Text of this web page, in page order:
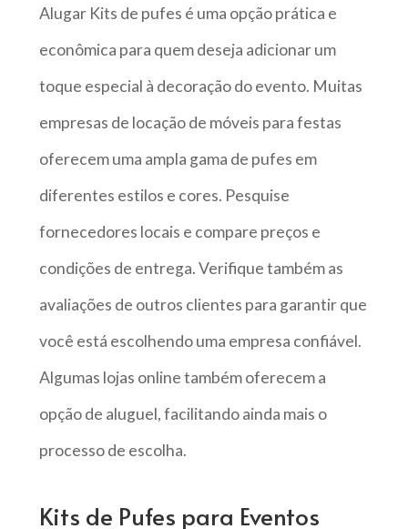
Alugar Kits de pufes é uma opção prática e
econômica para quem deseja adicionar um
toque especial à decoração do evento. Muitas
empresas de locação de móveis para festas
oferecem uma ampla gama de pufes em
diferentes estilos e cores. Pesquise
fornecedores locais e compare preços e
condições de entrega. Verifique também as
avaliações de outros clientes para garantir que
você está escolhendo uma empresa confiável.
Algumas lojas online também oferecem a
opção de aluguel, facilitando ainda mais o
processo de escolha.
Kits de Pufes para Eventos